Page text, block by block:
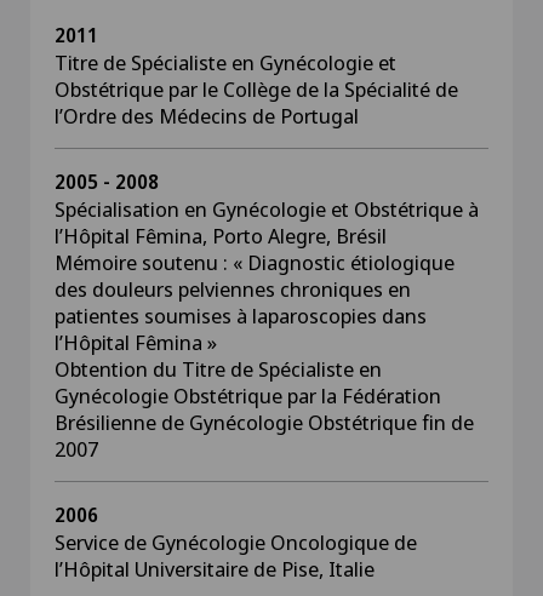
2011
Titre de Spécialiste en Gynécologie et
Obstétrique par le Collège de la Spécialité de
l’Ordre des Médecins de Portugal
2005 - 2008
Spécialisation en Gynécologie et Obstétrique à
l’Hôpital Fêmina, Porto Alegre, Brésil
Mémoire soutenu : « Diagnostic étiologique
des douleurs pelviennes chroniques en
patientes soumises à laparoscopies dans
l’Hôpital Fêmina »
Obtention du Titre de Spécialiste en
Gynécologie Obstétrique par la Fédération
Brésilienne de Gynécologie Obstétrique fin de
2007
2006
Service de Gynécologie Oncologique de
l’Hôpital Universitaire de Pise, Italie